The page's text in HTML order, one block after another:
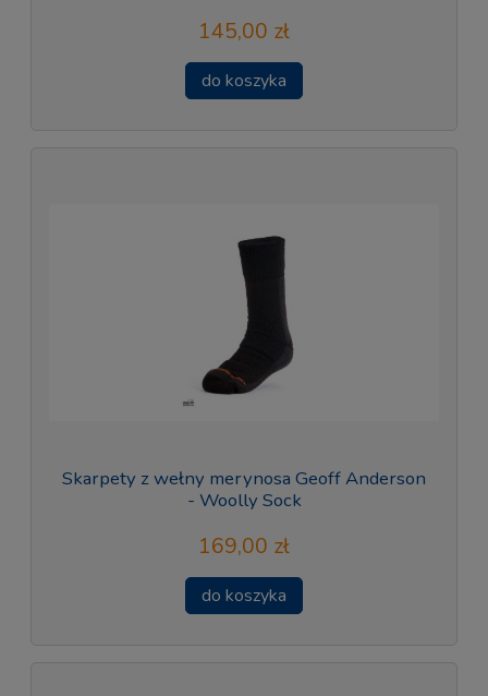
145,00 zł
do koszyka
Skarpety z wełny merynosa Geoff Anderson
- Woolly Sock
169,00 zł
do koszyka